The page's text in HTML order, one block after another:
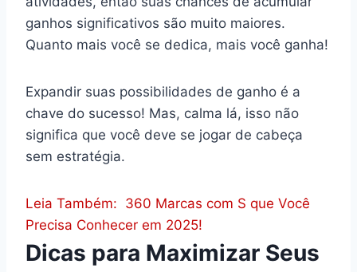
ganhos significativos são muito maiores.
Quanto mais você se dedica, mais você ganha!
Expandir suas possibilidades de ganho é a
chave do sucesso! Mas, calma lá, isso não
significa que você deve se jogar de cabeça
sem estratégia.
Leia Também: 360 Marcas com S que Você
Precisa Conhecer em 2025!
Dicas para Maximizar Seus